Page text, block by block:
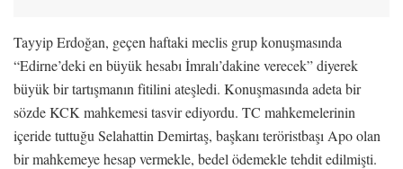
Tayyip Erdoğan, geçen haftaki meclis grup konuşmasında
“Edirne’deki en büyük hesabı İmralı’dakine verecek” diyerek
büyük bir tartışmanın fitilini ateşledi. Konuşmasında adeta bir
sözde KCK mahkemesi tasvir ediyordu. TC mahkemelerinin
içeride tuttuğu Selahattin Demirtaş, başkanı teröristbaşı Apo olan
bir mahkemeye hesap vermekle, bedel ödemekle tehdit edilmişti.